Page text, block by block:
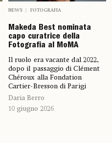
NEWS FOTOGRAFIA
Makeda Best nominata
capo curatrice della
Fotografia al MoMA
Il ruolo era vacante dal 2022,
dopo il passaggio di Clément
Chéroux alla Fondation
Cartier-Bresson di Parigi
Daria Berro
10 giugno 2026